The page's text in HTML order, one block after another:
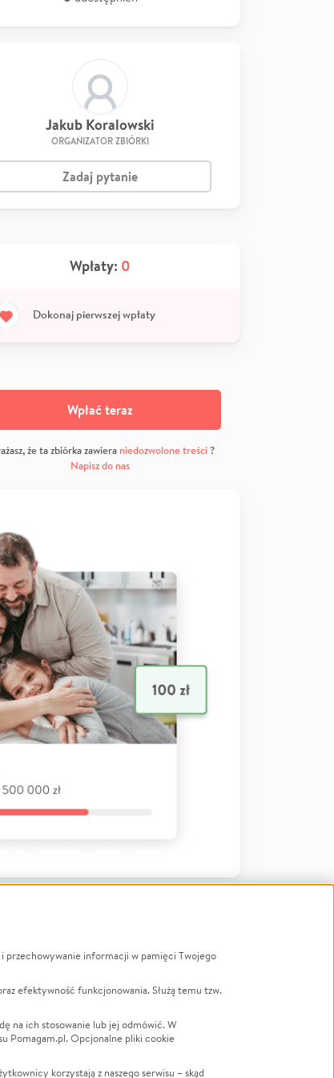
Jakub Koralowski
ORGANIZATOR ZBIÓRKI
Zadaj pytanie
Wpłaty: 0
Dokonaj pierwszej wpłaty
Wpłać teraz
że ta zbiórka zawiera niedozwolone treści?
Napisz do nas
LGBTQ+
Powódź
Wichura
przechowywanie informacji w pamięci Twojego
efektywność funkcjonowania. Służą temu tzw.
na ich stosowanie lub jej odmówić. W
Pomagam.pl. Opcjonalne pliki cookie
korzystają z naszego serwisu – skąd